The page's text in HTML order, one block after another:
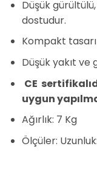
Düşük
dostudur.
Kompakt
Düşük yakıt ve
CE
uygun
Ağırlık: 7 Kg
Ölçüler: